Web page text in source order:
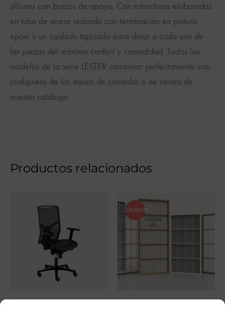
sillones con brazos de apoyo. Con estructuras elaboradas
en tubo de acero redondo con terminación en pintura
epoxi y un cuidado tapizado para dotar a cada una de
las piezas del máximo confort y comodidad. Todos los
modelos de la serie LESTER combinan perfectamente con
cualquiera de las mesas de comedor o de centro de
nuestro catálogo.
Productos relacionados
CALIENTE